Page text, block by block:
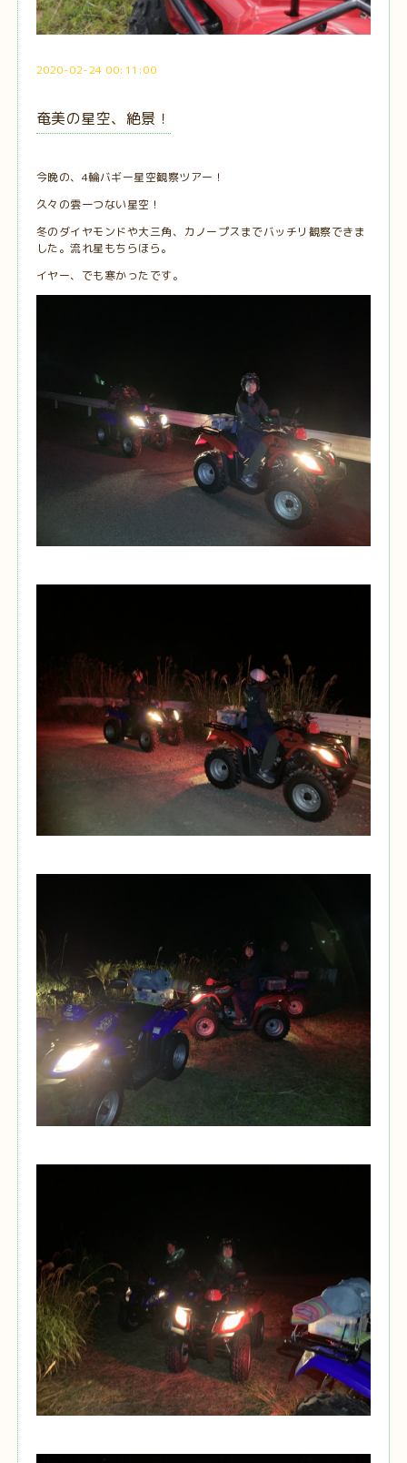
2020-02-24 00:11:00
奄美の星空、絶景！
今晩の、4輪バギー星空観察ツアー！
久々の雲一つない星空！
冬のダイヤモンドや大三角、カノープスまでバッチリ観察できま
した。流れ星もちらほら。
イヤー、でも寒かったです。